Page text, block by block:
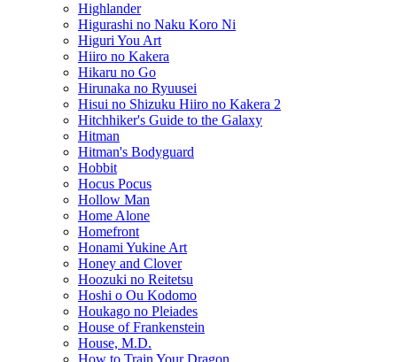
Highlander
Higurashi no Naku Koro Ni
Higuri You Art
Hiiro no Kakera
Hikaru no Go
Hirunaka no Ryuusei
Hisui no Shizuku Hiiro no Kakera 2
Hitchhiker's Guide to the Galaxy
Hitman
Hitman's Bodyguard
Hobbit
Hocus Pocus
Hollow Man
Home Alone
Homefront
Honami Yukine Art
Honey and Clover
Hoozuki no Reitetsu
Hoshi o Ou Kodomo
Houkago no Pleiades
House of Frankenstein
House, M.D.
How to Train Your Dragon